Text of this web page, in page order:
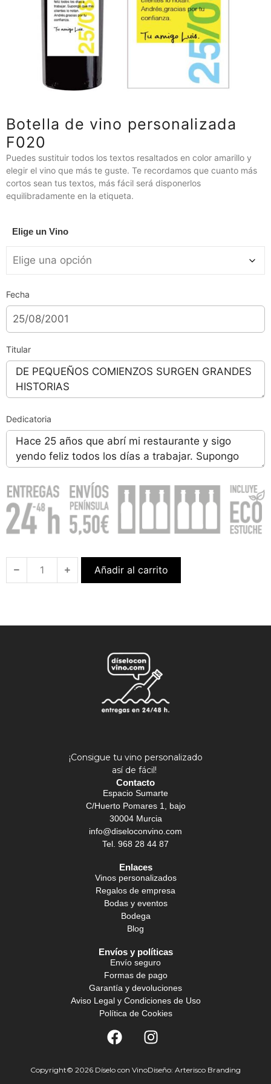
Botella de vino personalizada
F020
Puedes sustituir todos los textos resaltados en color amarillo y
elegir el vino que más te guste. Te recordamos que cuanto más
cortos sean tus textos, más fácil será disponerlos
equilibradamente en la etiqueta.
Elige un Vino
Fecha
Titular
Dedicatoria
Añadir al carrito
¡Consigue tu vino personalizado
así de fácil!
Contacto
Espacio Sumarte
C/Huerto Pomares 1, bajo
30004 Murcia
info@diseloconvino.com
Tel. 968 28 44 87
Enlaces
Vinos personalizados
Regalos de empresa
Bodas y eventos
Bodega
Blog
Envíos y políticas
Envío seguro
Formas de pago
Garantía y devoluciones
Aviso Legal y Condiciones de Uso
Política de Cookies
Copyright© 2026 Díselo con VinoDiseño: Arterisco Branding